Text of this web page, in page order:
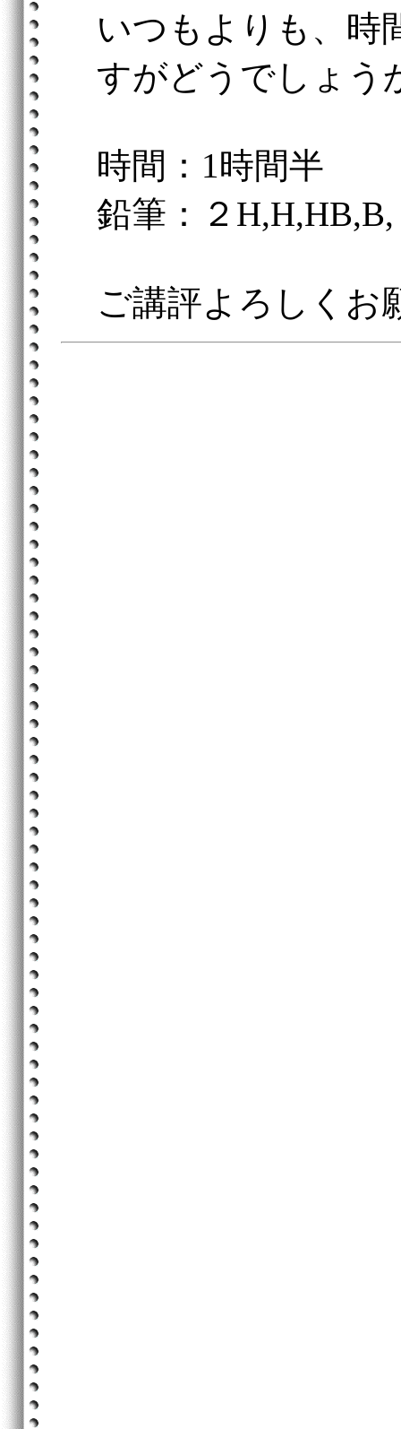
いつもよりも、時
すがどうでしょう
時間：1時間半
鉛筆：２
ご講評よろしくお